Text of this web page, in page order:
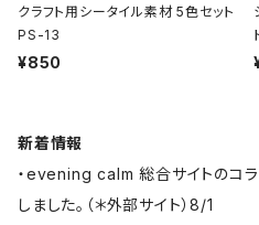
クラフト用シータイル素材 5色セット
PS-13
¥850
新着情報
・evening calm 総合サイトのコラ
しました。（＊外部サイト）8/1